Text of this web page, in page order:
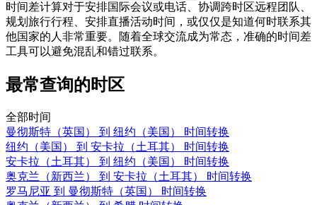
时间差计算对于安排国际会议或电话、协调跨时区远程团队、
规划旅行行程、安排直播活动时间，或仅仅是知道何时联系其
他国家的人非常重要。随着全球交流成为常态，准确的时间差
工具可以避免混乱和错过联系。
最常查询的时区
全部时间
曼彻斯特（英国） 到 纽约（美国） 时间转换
纽约（美国） 到 安卡拉（土耳其） 时间转换
安卡拉（土耳其） 到 纽约（美国） 时间转换
奥克兰（新西兰） 到 安卡拉（土耳其） 时间转换
罗马尼亚 到 曼彻斯特（英国） 时间转换